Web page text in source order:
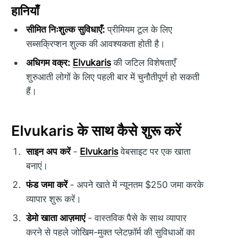
हानियाँ
सीमित निःशुल्क सुविधाएँ:प्रीमियम टूल के लिए
सब्सक्रिप्शन शुल्क की आवश्यकता होती है।
अधिगम वक्र: Elvukarisकी जटिल विशेषताएँ
शुरुआती लोगों के लिए पहली बार में चुनौतीपूर्ण हो सकती
हैं।
Elvukaris के साथ कैसे शुरू करें
साइन अप करें- Elvukarisवेबसाइट पर एक खाता
बनाएं।
फंड जमा करें- अपने खाते में न्यूनतम $250 जमा करके
व्यापार शुरू करें।
डेमो खाता आज़माएं- वास्तविक पैसे के साथ व्यापार
करने से पहले जोखिम-मुक्त प्लेटफ़ॉर्म की सुविधाओं का